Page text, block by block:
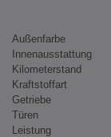
Außenfarbe
Innenausstattung
Kilometerstand
Kraftstoffart
Getriebe
Türen
Leistung